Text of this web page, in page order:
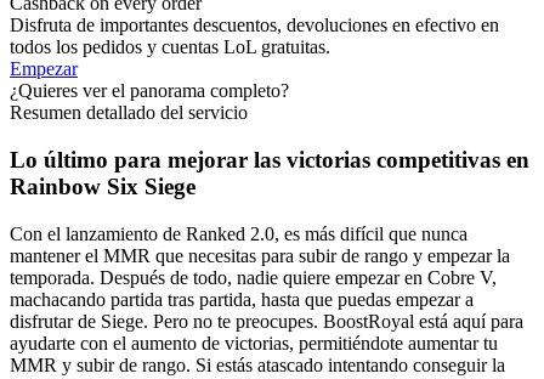
Disfruta de importantes descuentos, devoluciones en efectivo en
todos los pedidos y cuentas LoL gratuitas.
Empezar
¿Quieres ver el panorama completo?
Resumen detallado del servicio
Lo último para mejorar las victorias competitivas en
Rainbow Six Siege
Con el lanzamiento de Ranked 2.0, es más difícil que nunca
mantener el MMR que necesitas para subir de rango y empezar la
temporada. Después de todo, nadie quiere empezar en Cobre V,
machacando partida tras partida, hasta que puedas empezar a
disfrutar de Siege. Pero no te preocupes. BoostRoyal está aquí para
ayudarte con el aumento de victorias, permitiéndote aumentar tu
MMR y subir de rango. Si estás atascado intentando conseguir la